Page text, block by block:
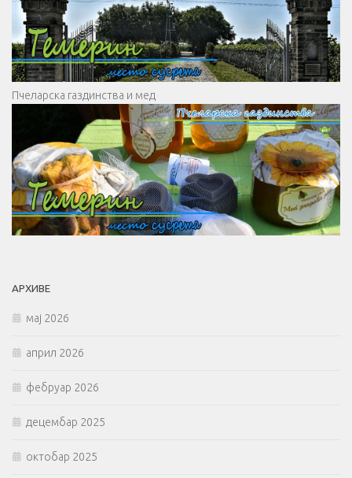
Пчеларска газдинства и мед
АРХИВЕ
мај 2026
април 2026
фебруар 2026
децембар 2025
октобар 2025